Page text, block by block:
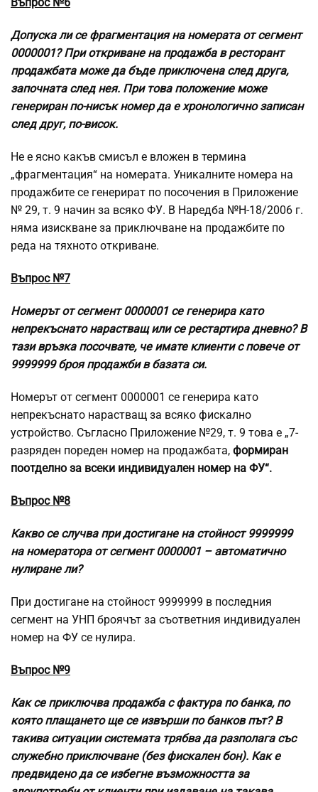
Допуска ли се фрагментация на номерата от сегмент
0000001? При откриване на продажба в ресторант
продажбата може да бъде приключена след друга,
започната след нея. При това положение може
генериран по-нисък номер да е хронологично записан
след друг, по-висок.
Не е ясно какъв смисъл е вложен в термина
„фрагментация“ на номерата. Уникалните номера на
продажбите се генерират по посочения в Приложение
№ 29, т. 9 начин за всяко ФУ. В Наредба №Н-18/2006 г.
няма изискване за приключване на продажбите по
реда на тяхното откриване.
Въпрос №7
Номерът от сегмент 0000001 се генерира като
непрекъснато нарастващ или се рестартира дневно? В
тази връзка посочвате, че имате клиенти с повече от
9999999 броя продажби в базата си.
Номерът от сегмент 0000001 се генерира като
непрекъснато нарастващ за всяко фискално
устройство. Съгласно Приложение №29, т. 9 това е „7-
разряден пореден номер на продажбата, формиран
поотделно за всеки индивидуален номер на ФУ“.
Въпрос №8
Какво се случва при достигане на стойност 9999999
на номератора от сегмент 0000001 – автоматично
нулиране ли?
При достигане на стойност 9999999 в последния
сегмент на УНП броячът за съответния индивидуален
номер на ФУ се нулира.
Въпрос №9
Как се приключва продажба с фактура по банка, по
която плащането ще се извърши по банков път? В
такива ситуации системата трябва да разполага със
служебно приключване (без фискален бон). Как е
предвидено да се избегне възможността за